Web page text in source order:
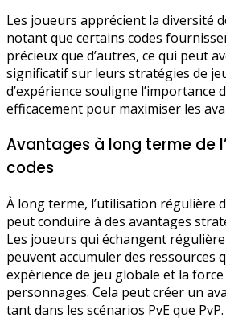
Les joueurs apprécient la diversité
notant que certains codes
précieux que d’autres, ce qui peut
significatif sur leurs stratégies de
d’expérience souligne l’importance
efficacement pour maximiser les
Avantages à long terme de
codes
À long terme, l’utilisation régulière
peut conduire à des avantages
Les joueurs qui échangent
peuvent accumuler des ressources
expérience de jeu globale et la
personnages. Cela peut créer un
tant dans les scénarios PvE que PvP.